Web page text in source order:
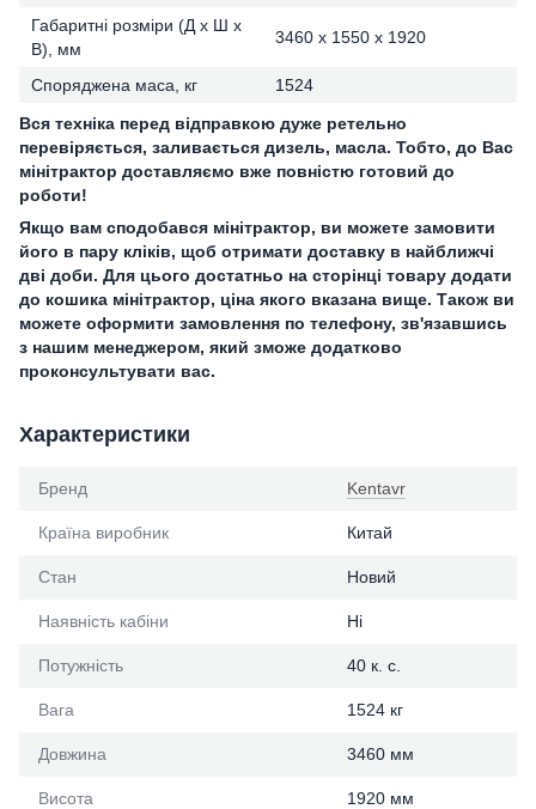
Габаритні розміри (Д х Ш х
В), мм
3460 х 1550 х 1920
Споряджена маса, кг
1524
Вся техніка перед відправкою дуже ретельно
перевіряється, заливається дизель, масла. Тобто, до Вас
мінітрактор доставляємо вже повністю готовий до
роботи!
Якщо вам сподобався мінітрактор, ви можете замовити
його в пару кліків, щоб отримати доставку в найближчі
дві доби. Для цього достатньо на сторінці товару додати
до кошика мінітрактор, ціна якого вказана вище. Також ви
можете оформити замовлення по телефону, зв'язавшись
з нашим менеджером, який зможе додатково
проконсультувати вас.
Характеристики
Бренд Kentavr
Країна виробник Китай
Стан Новий
Наявність кабіни Ні
Потужність 40 к. с.
Вага 1524 кг
Довжина 3460 мм
Висота 1920 мм